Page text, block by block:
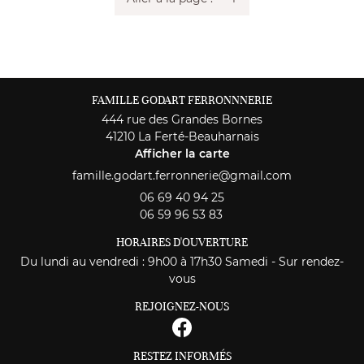
REJOIGNEZ-
FAMILLE GODART FERRONNNERIE
444 rue des Grandes Bornes
41210 La Ferté-Beauharnais
Afficher la carte
06 69 40 94 25
06 59 96 53 83
HORAIRES D'OUVERTURE
Du lundi au vendredi : 9h00 à 17h30 Samedi - Sur rendez-
vous
REJOIGNEZ-NOUS
RESTEZ INFORMÉS